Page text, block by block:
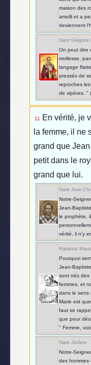
maison des
amolli et a
deviennent
Saint Grégoire
On peut dire
mollesse,
langage
pressés de
reproches
de vipères. "
11
En vérité, je
la femme, il ne
grand que
petit dans le
grand que lui.
Saint Jean
Notre-
Jean-
le prophète,
vérité, il n'y
Rabanus
Pourquoi
Jean-
sont nés des
femmes, et
dans le sens
Marie est
faut se
que pour
" Femme,
Saint Jérôme
Notre-
des hommes